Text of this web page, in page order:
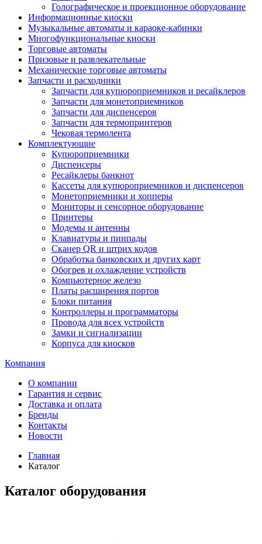
Голографическое и проекционное оборудование
Информационные киоски
Музыкальные автоматы и караоке-кабинки
Многофункциональные киоски
Торговые автоматы
Призовые и развлекательные
Механические торговые автоматы
Запчасти и расходники
Запчасти для купюроприемников и ресайклеров
Запчасти для монетоприемников
Запчасти для диспенсеров
Запчасти для термопринтеров
Чековая термолента
Комплектующие
Купюроприемники
Диспенсеры
Ресайклеры банкнот
Кассеты для купюроприемников и диспенсеров
Монетоприемники и хопперы
Мониторы и сенсорное оборудование
Принтеры
Модемы и антенны
Клавиатуры и пинпады
Сканер QR и штрих кодов
Обработка банковских и других карт
Обогрев и охлаждение устройств
Компьютерное железо
Платы расширения портов
Блоки питания
Контроллеры и программаторы
Провода для всех устройств
Замки и сигнализации
Корпуса для киосков
Компания
О компании
Гарантия и сервис
Доставка и оплата
Бренды
Контакты
Новости
Главная
Каталог
Каталог оборудования